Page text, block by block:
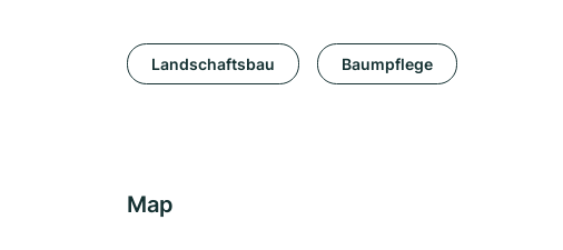
Landschaftsbau Baumpflege
Map